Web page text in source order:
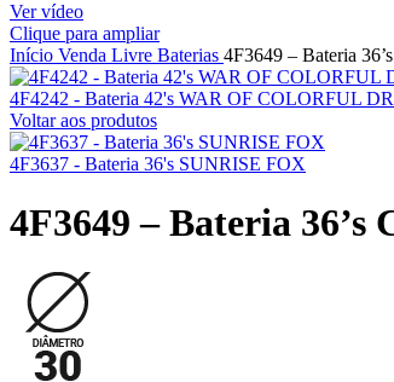
Ver vídeo
Clique para ampliar
Início Venda Livre Baterias 4F3649 – Bateria
4F4242 - Bateria 42's WAR OF COLORFUL
Voltar aos produtos
4F3637 - Bateria 36's SUNRISE FOX
4F3649 – Bateria